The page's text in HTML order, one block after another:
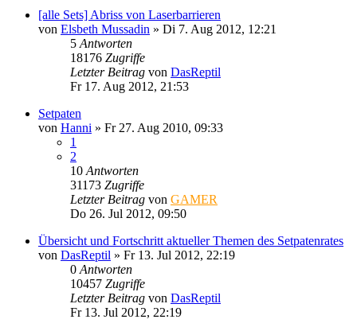
[alle Sets] Abriss von Laserbarrieren
von Elsbeth Mussadin » Di 7. Aug 2012, 12:21
5 Antworten
18176 Zugriffe
Letzter Beitrag von DasReptil
Fr 17. Aug 2012, 21:53
Setpaten
von Hanni » Fr 27. Aug 2010, 09:33
1
2
10 Antworten
31173 Zugriffe
Letzter Beitrag von GAMER
Do 26. Jul 2012, 09:50
Übersicht und Fortschritt aktueller Themen des Setpatenrates
von DasReptil » Fr 13. Jul 2012, 22:19
0 Antworten
10457 Zugriffe
Letzter Beitrag von DasReptil
Fr 13. Jul 2012, 22:19